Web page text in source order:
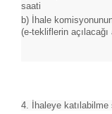
saati
b) İhale
(e-tekliflerin açılacağı
4. İhaleye